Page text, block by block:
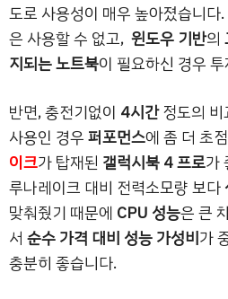
도로 사용성이 매우 높아졌습니다
은 사용할 수 없고, 윈도우 기반의
지되는 노트북이 필요하신 경우
반면, 충전기없이 4시간정도의 비
사용인 경우퍼포먼스에 좀 더 초
이크가 탑재된 갤럭시북 4 프로가
루나레이크 대비 전력소모량 보다
맞춰줬기 때문에 CPU 성능은 큰
서 순수 가격 대비 성능 가성비가
충분히 좋습니다.